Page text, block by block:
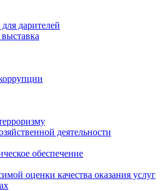
дарителей
деятельности
обеспечение
оценки качества оказания услуг